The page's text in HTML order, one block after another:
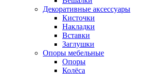
Декоративные аксессуары
Кисточки
Накладки
Вставки
Заглушки
Опоры мебельные
Опоры
Колёса